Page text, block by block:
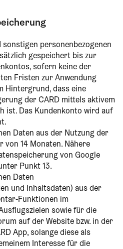
sonstigen personenbezogenen
gespeichert bis zur
sofern keine der
Fristen zur Anwendung
Hintergrund, dass eine
der CARD mittels aktivem
ist. Das Kundenkonto wird auf
Daten aus der Nutzung der
von 14 Monaten. Nähere
von Google
Punkt 13.
Daten
und Inhaltsdaten) aus der
Funktionen im
sowie für die
auf der Website bzw. in der
App, solange diese als
Interesse für die